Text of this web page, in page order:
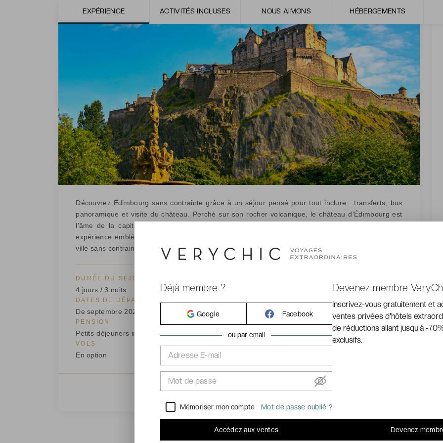
EXPÉRIENCE ACTIVITÉS INCLUSES NOUS AIMONS HÉBERGEMENTS
Découvrez Édimbourg sans contrainte grâce à un séjour pensé pour tout inclure : transferts, bus
panoramique et visite du château. Perché sur son rocher volcanique, le château d'Édimbourg est
l'âme de la capitale écossaise et se visite au cœur de neuf siècles d'histoire. Autour de cette
expérience emblématique, transferts et bus panoramique permettent de profiter pleinement de la
ville sans contrainte logistique.
DURÉE DU SÉJOUR
4 jours / 3 nuits
DATES DE DÉPART
De septembre 2026 à mars 2027
PENSION
Petits-déjeuners inclus
VOLS
En option
Visite guidée du château d'Édimbourg · Visite
touristique d'Édimbourg en bus à arrêts multiples
Une question sur votre séjour ?
Déjà membre ?
Google Facebook
ou par email
Adresse E-mail
Mot de passe
Mémoriser mon compte Mot de passe oublié ?
Accédez aux ventes
Devenez membre
Inscrivez-vous gratuitement et
ventes privées d'hôtels
de réductions allant jusqu'à -
exclusifs.
Devenez